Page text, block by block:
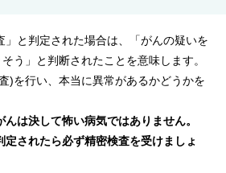
査
」と判定された場合は、「がんの疑いを
う」と判断されたことを意味します。
)を行い、本当に異常があるかどうかを
は決して怖い病気ではありません。
定されたら必ず精密検査を受けましょ